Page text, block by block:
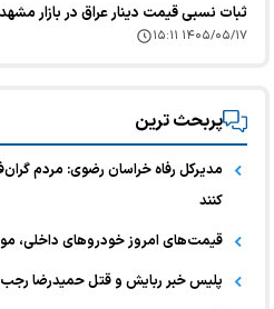
ثبات نسبی قیمت دینار عراق در بازار مشهد
۱۴۰۵/۰۵/۱۷ ۱۵:۱۱
پربحث ترین
مدیرکل رفاه خراسان رضوی: مردم
کنند
قیمت‌های امروز خودرو‌های داخلی،
پلیس خبر ربایش و قتل حمیدرضا